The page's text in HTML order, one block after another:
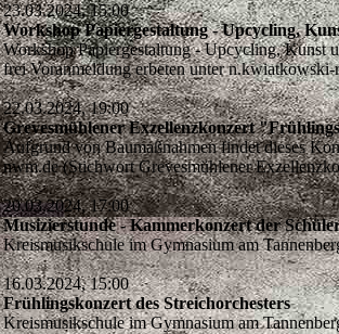
23.03.2024, 15:00
Workshop Papiergestaltung - Upcycling,
Workshop Papiergestaltung - Upcycling, Kunst
frei Voranmeldung erbeten unter
22.03.2024, 19:00
Grevesmühlener Exzellenzkonzert
Aufgrund von Baumaßnahmen findet dieses
nwm.de (Stichwort Grevesmühlener
20.03.2024, 17:00
Musizierstunde - Kammerkonzert der
Kreismusikschule im Gymnasium am
16.03.2024, 15:00
Frühlingskonzert des Streichorchesters
Kreismusikschule im Gymnasium am